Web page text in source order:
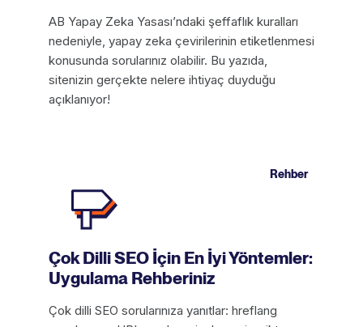
AB Yapay Zeka Yasası’ndaki şeffaflık kuralları
nedeniyle, yapay zeka çevirilerinin etiketlenmesi
konusunda sorularınız olabilir. Bu yazıda,
sitenizin gerçekte nelere ihtiyaç duyduğu
açıklanıyor!
Rehber
Çok Dilli SEO İçin En İyi Yöntemler:
Uygulama Rehberiniz
Çok dilli SEO sorularınıza yanıtlar: hreflang